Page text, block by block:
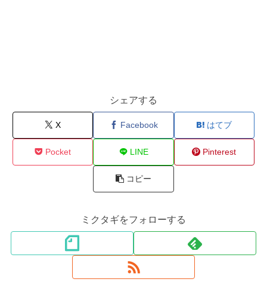
シェアする
X Facebook はてブ
Pocket LINE Pinterest
コピー
ミクタギをフォローする